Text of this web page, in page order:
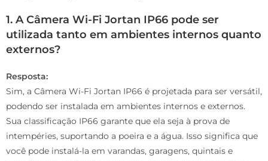
1. A Câmera Wi-Fi Jortan IP66 pode ser
utilizada tanto em ambientes internos quanto
externos?
Resposta:
Sim, a Câmera Wi-Fi Jortan IP66 é projetada para ser versátil,
podendo ser instalada em ambientes internos e externos.
Sua classificação IP66 garante que ela seja à prova de
intempéries, suportando a poeira e a água. Isso significa que
você pode instalá-la em varandas, garagens, quintais e